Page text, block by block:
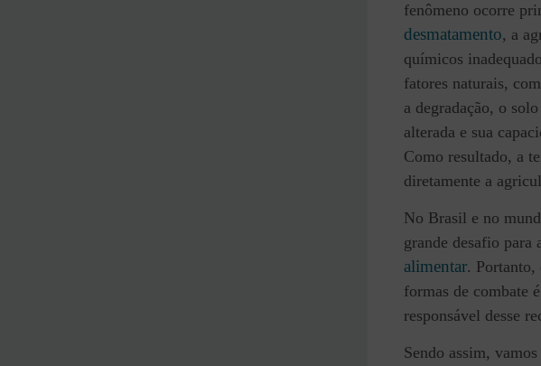
fenômeno ocorre
desmatamento, a
químicos
fatores naturais,
a degradação, o
alterada e sua
Como resultado, a
diretamente a
No Brasil e no
grande desafio para
alimentar. Portanto,
formas de combate
responsável desse
Sendo assim,